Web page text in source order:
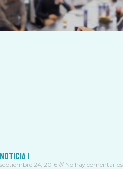
Noticia 1
septiembre 24, 2016 No hay comentarios